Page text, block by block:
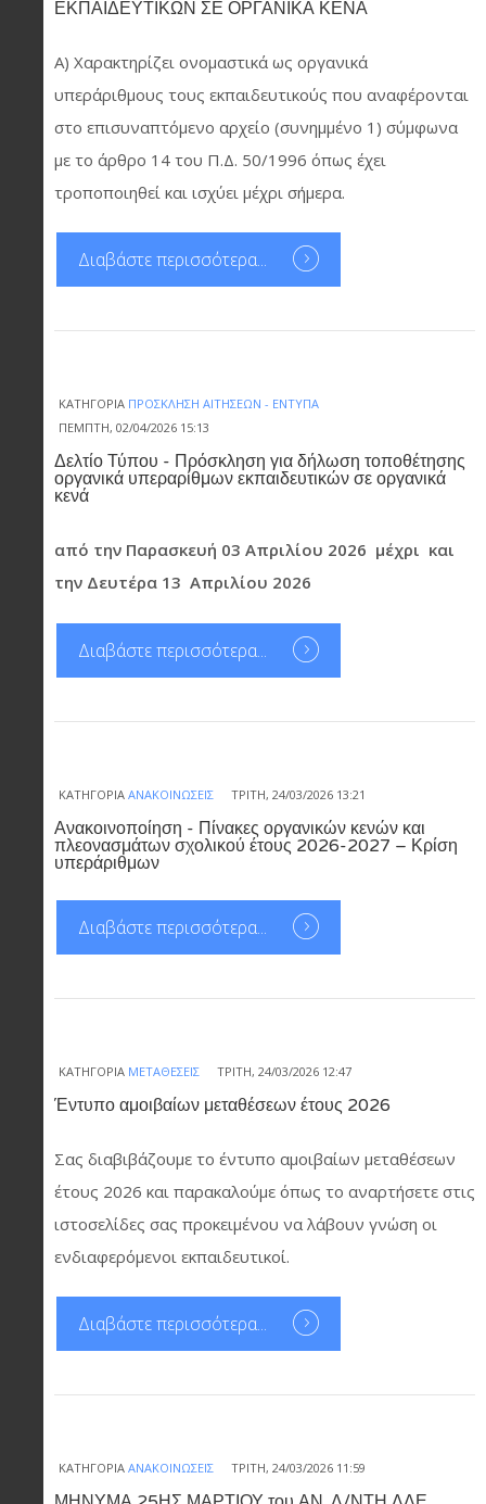
ΕΚΠΑΙΔΕΥΤΙΚΩΝ ΣΕ ΟΡΓΑΝΙΚΑ ΚΕΝΑ
Α) Χαρακτηρίζει ονομαστικά ως οργανικά
υπεράριθμους τους εκπαιδευτικούς που αναφέρονται
στο επισυναπτόμενο αρχείο (συνημμένο 1) σύμφωνα
με το άρθρο 14 του Π.Δ. 50/1996 όπως έχει
τροποποιηθεί και ισχύει μέχρι σήμερα.
Διαβάστε περισσότερα...
ΚΑΤΗΓΟΡΊΑ ΠΡΌΣΚΛΗΣΗ ΑΙΤΉΣΕΩΝ - ΈΝΤΥΠΑ
ΠΈΜΠΤΗ, 02/04/2026 15:13
Δελτίο Τύπου - Πρόσκληση για δήλωση τοποθέτησης
οργανικά υπεραρίθμων εκπαιδευτικών σε οργανικά
κενά
από την Παρασκευή 03 Απριλίου 2026 μέχρι και
την Δευτέρα 13 Απριλίου 2026
Διαβάστε περισσότερα...
ΚΑΤΗΓΟΡΊΑ ΑΝΑΚΟΙΝΏΣΕΙΣ ΤΡΊΤΗ, 24/03/2026 13:21
Ανακοινοποίηση - Πίνακες οργανικών κενών και
πλεονασμάτων σχολικού έτους 2026-2027 – Κρίση
υπεράριθμων
Διαβάστε περισσότερα...
ΚΑΤΗΓΟΡΊΑ ΜΕΤΑΘΈΣΕΙΣ ΤΡΊΤΗ, 24/03/2026 12:47
Έντυπο αμοιβαίων μεταθέσεων έτους 2026
Σας διαβιβάζουμε το έντυπο αμοιβαίων μεταθέσεων
έτους 2026 και παρακαλούμε όπως το αναρτήσετε στις
ιστοσελίδες σας προκειμένου να λάβουν γνώση οι
ενδιαφερόμενοι εκπαιδευτικοί.
Διαβάστε περισσότερα...
ΚΑΤΗΓΟΡΊΑ ΑΝΑΚΟΙΝΏΣΕΙΣ ΤΡΊΤΗ, 24/03/2026 11:59